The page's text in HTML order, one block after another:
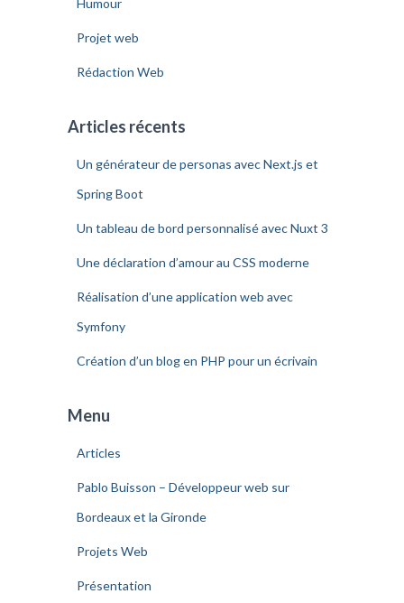
Humour
Projet web
Rédaction Web
Articles récents
Un générateur de personas avec Next.js et
Spring Boot
Un tableau de bord personnalisé avec Nuxt 3
Une déclaration d’amour au CSS moderne
Réalisation d’une application web avec
Symfony
Création d’un blog en PHP pour un écrivain
Menu
Articles
Pablo Buisson – Développeur web sur
Bordeaux et la Gironde
Projets Web
Présentation